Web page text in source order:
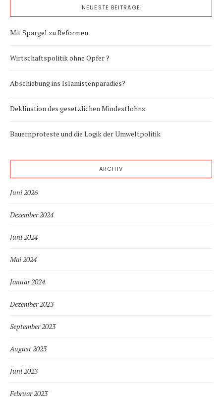
NEUESTE BEITRÄGE
Mit Spargel zu Reformen
Wirtschaftspolitik ohne Opfer ?
Abschiebung ins Islamistenparadies?
Deklination des gesetzlichen Mindestlohns
Bauernproteste und die Logik der Umweltpolitik
ARCHIV
Juni 2026
Dezember 2024
Juni 2024
Mai 2024
Januar 2024
Dezember 2023
September 2023
August 2023
Juni 2023
Februar 2023